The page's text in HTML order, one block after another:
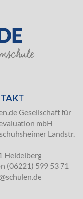
Gesellschaft für
mbH
Landstr.
Heidelberg
(06221) 599 53 71